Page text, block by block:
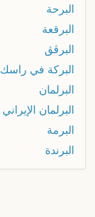
البرحة
البرقعة
البرڨڨ
البركة في راسك
البرلمان
البرلمان الإيراني
البرمة
البرندة